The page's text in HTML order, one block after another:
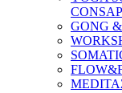
GONG